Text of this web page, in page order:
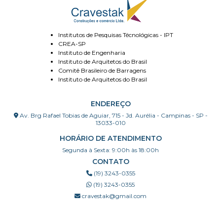
Institutos de Pesquisas Técnológicas - IPT
CREA-SP
Instituto de Engenharia
Instituto de Arquitetos do Brasil
Comitê Brasileiro de Barragens
Instituto de Arquitetos do Brasil
ENDEREÇO
Av. Brg Rafael Tobias de Aguiar, 715 - Jd. Aurélia - Campinas - SP -
13033-010
HORÁRIO DE ATENDIMENTO
Segunda à Sexta: 9:00h às 18:00h
CONTATO
(19) 3243-0355
(19) 3243-0355
cravestak@gmail.com